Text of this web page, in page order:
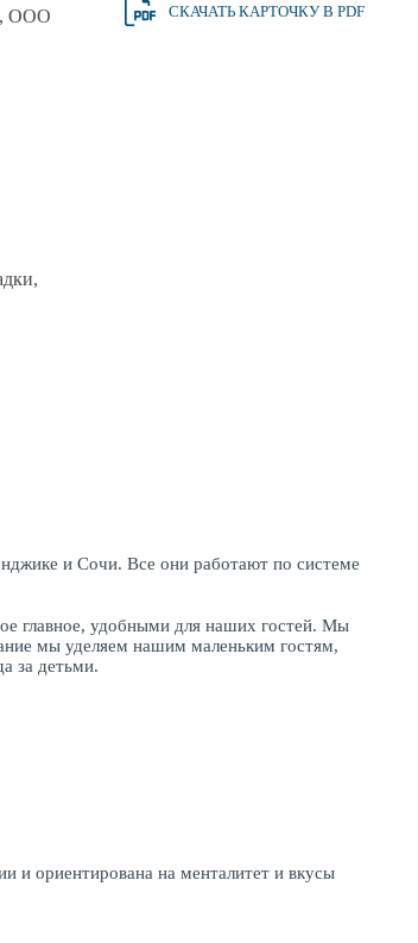
ООО
СКАЧАТЬ КАРТОЧКУ В PDF
и Сочи. Все они работают по системе
главное, удобными для наших гостей. Мы
мы уделяем нашим маленьким гостям,
за детьми.
и ориентирована на менталитет и вкусы